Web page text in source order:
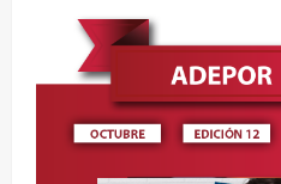
de
Cerdo
de
Tomate
Verde
Chilis